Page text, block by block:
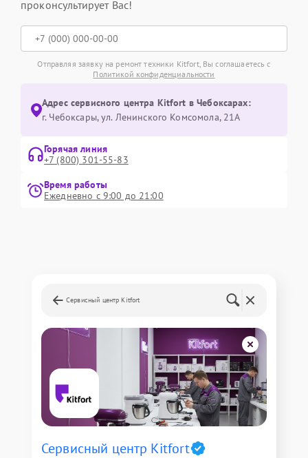
проконсультирует Вас!
Отправляя заявку на ремонт техники Kitfort, Вы соглашаетесь с
Политикой конфиденциальности
Адрес сервисного центра Kitfort в Чебоксарах:
г. Чебоксары, ул. Ленинского Комсомола, 21А
Горячая линия
+7 (800) 301-55-83
Время работы
Ежедневно с 9:00 до 21:00
Сервисный центр Kitfort
Сервисный центр Kitfort